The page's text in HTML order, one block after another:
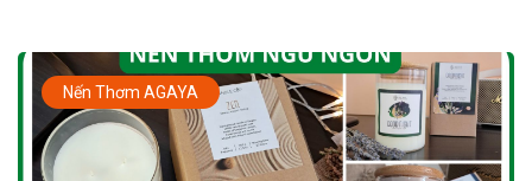
Nến Thơm AGAYA